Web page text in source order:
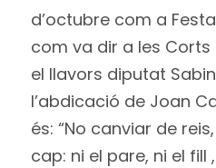
d’octubre com a
com va dir a les Corts
el llavors diputat
l’abdicació de Joan
és: “No canviar de
cap: ni el pare, ni el fill